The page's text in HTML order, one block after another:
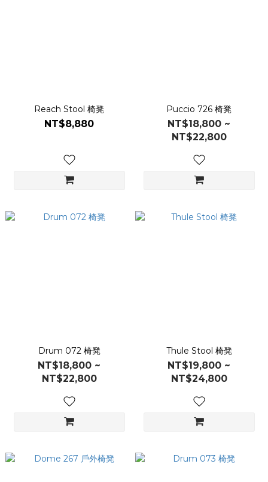
Reach Stool 椅凳
NT$8,880
Puccio 726 椅凳
NT$18,800 ~
NT$22,800
Drum 072 椅凳
NT$18,800 ~
NT$22,800
Thule Stool 椅凳
NT$19,800 ~
NT$24,800